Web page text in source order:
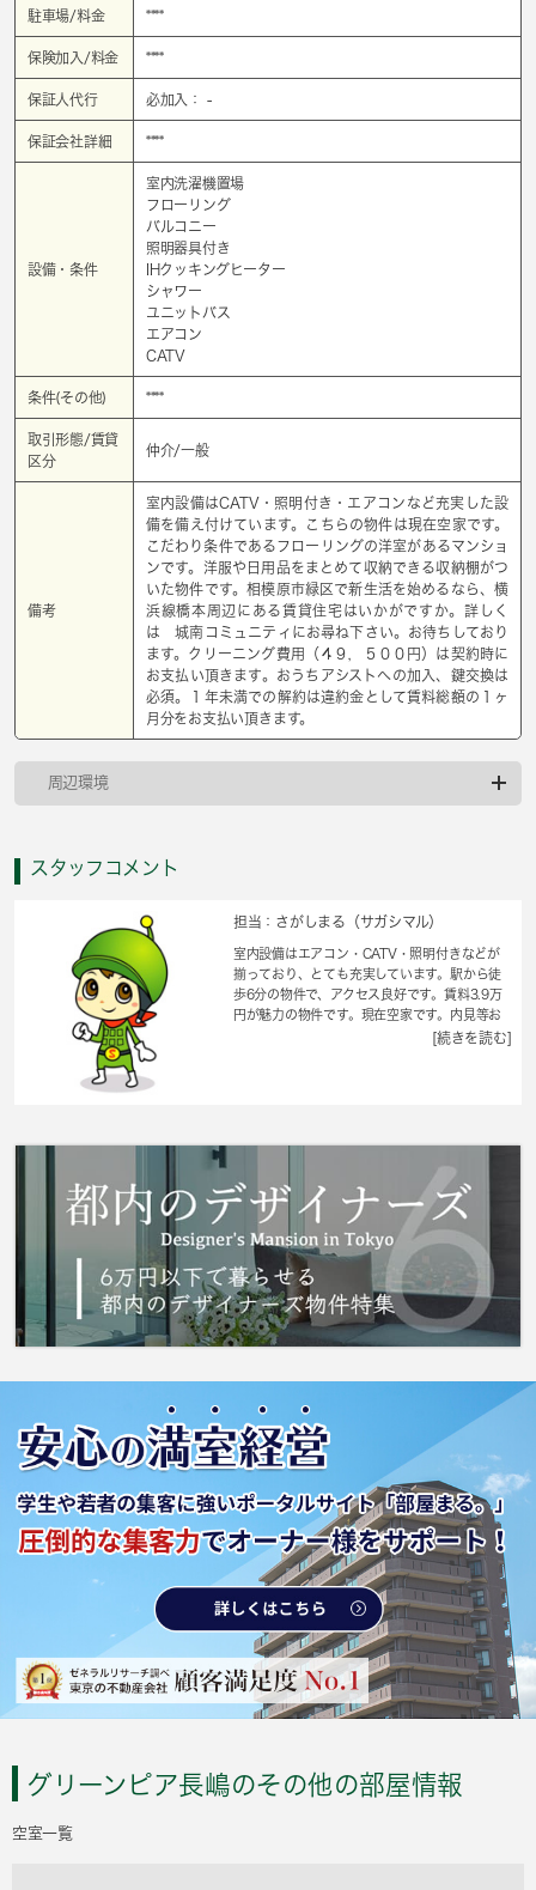
駐車場/料金 ****
保険加入/料金 ****
保証人代行 必加入： -
保証会社詳細 ****
設備・条件
室内洗濯機置場
フローリング
バルコニー
照明器具付き
IHクッキングヒーター
シャワー
ユニットバス
エアコン
CATV
条件(その他) ****
取引形態/賃貸
区分
仲介/一般
備考
室内設備はCATV・照明付き・エアコンなど充実した設
備を備え付けています。こちらの物件は現在空家です。
こだわり条件であるフローリングの洋室があるマンショ
ンです。洋服や日用品をまとめて収納できる収納棚がつ
いた物件です。相模原市緑区で新生活を始めるなら、横
浜線橋本周辺にある賃貸住宅はいかがですか。詳しく
は 城南コミュニティにお尋ね下さい。お待ちしており
ます。クリーニング費用（４９，５００円）は契約時に
お支払い頂きます。おうちアシストへの加入、鍵交換は
必須。１年未満での解約は違約金として賃料総額の１ヶ
月分をお支払い頂きます。
周辺環境
スタッフコメント
担当：さがしまる（サガシマル）
室内設備はエアコン・CATV・照明付きなどが
揃っており、とても充実しています。駅から徒
歩6分の物件で、アクセス良好です。賃料3.9万
円が魅力の物件です。現在空家です。内見等お
気軽にお問い合わせください。美しいフローリ
[続きを読む]
グリーンピア長嶋のその他の部屋情報
空室一覧